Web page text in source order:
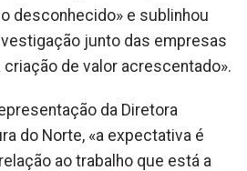
desconhecido» e sublinhou
junto das empresas
criação de valor acrescentado».
da Diretora
do Norte, «a expectativa é
ao trabalho que está a